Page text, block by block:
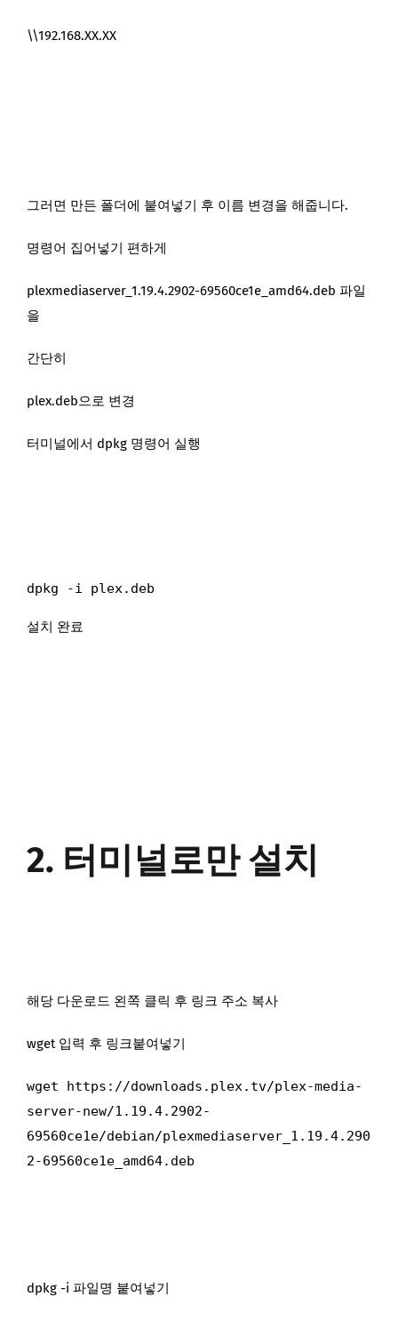
\\192.168.XX.XX
그러면 만든 폴더에 붙여넣기 후 이름 변경을 해줍니다.
명령어 집어넣기 편하게
plexmediaserver_1.19.4.2902-69560ce1e_amd64.deb 파일
을
간단히
plex.deb으로 변경
터미널에서 dpkg 명령어 실행
dpkg -i plex.deb
설치 완료
2. 터미널로만 설치
해당 다운로드 왼쪽 클릭 후 링크 주소 복사
wget 입력 후 링크붙여넣기
wget https://downloads.plex.tv/plex-media-
server-new/1.19.4.2902-
69560ce1e/debian/plexmediaserver_1.19.4.290
2-69560ce1e_amd64.deb
dpkg -i 파일명 붙여넣기